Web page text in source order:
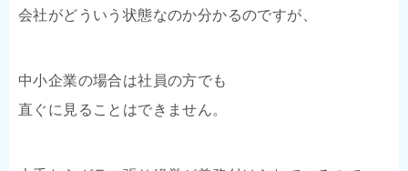
会社がどういう状態なのか分かるのですが、
中小企業の場合は社員の方でも
直ぐに見ることはできません。